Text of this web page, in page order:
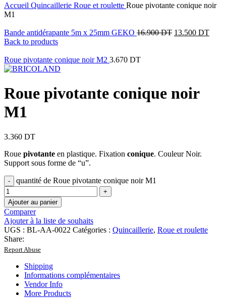
Accueil Quincaillerie Roue et roulette Roue pivotante conique noir
M1
Bande antidérapante 5m x 25mm GEKO 16.900DT 13.500 DT
Back to products
Roue pivotante conique noir M2 3.670 DT
Roue pivotante conique noir
M1
3.360 DT
Roue pivotante en plastique. Fixation conique. Couleur Noir.
Support sous forme de “u”.
quantité de Roue pivotante conique noir M1
Ajouter au panier
Comparer
Ajouter à la liste de souhaits
UGS : BL-AA-0022 Catégories : Quincaillerie, Roue et roulette
Share:
Report Abuse
Shipping
Informations complémentaires
Vendor Info
More Products